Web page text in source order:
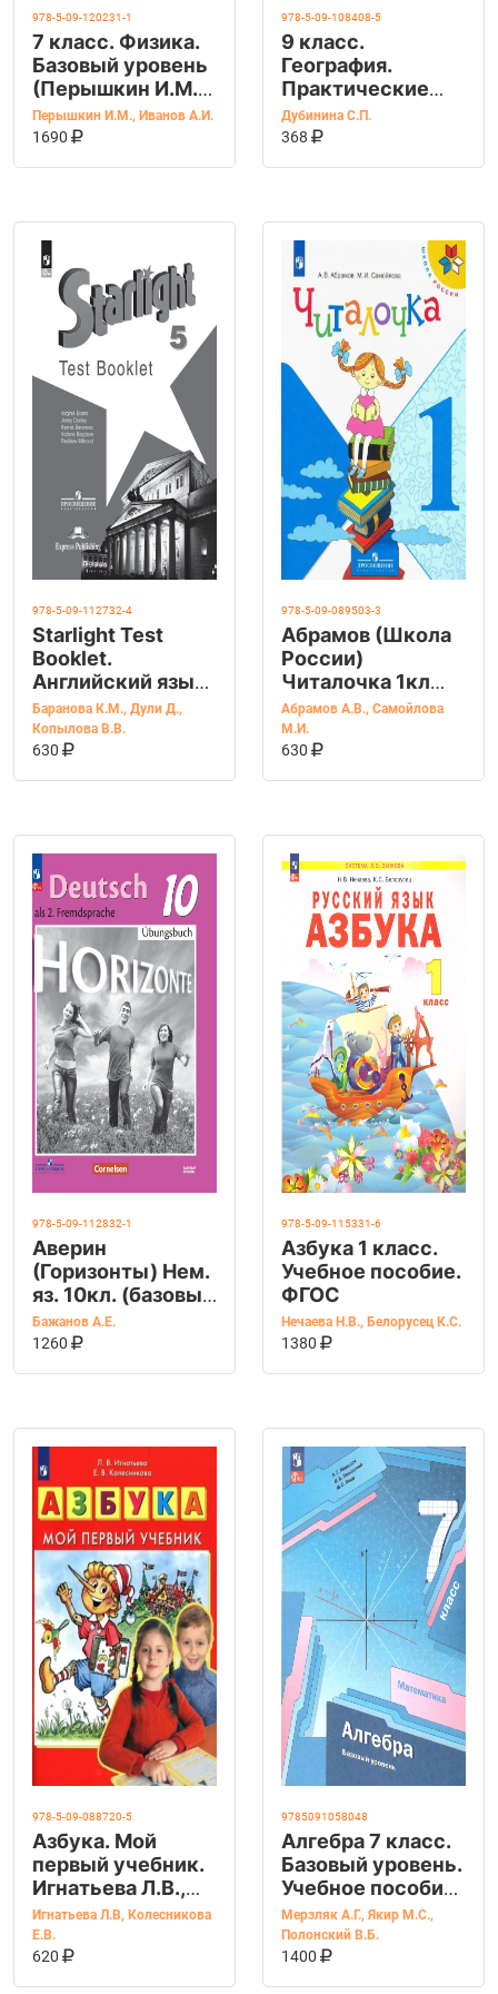
978-5-09-120231-1
7 класс. Физика.
Базовый уровень
(Перышкин И.М.,
Иванов А.И.)
Учебник
Перышкин И.М., Иванов А.И.
1690
В КОРЗИНУ
978-5-09-108408-5
9 класс.
География.
Практические
работы
(Дубинина С.П.)
Дубинина С.П.
368
В КОРЗИНУ
978-5-09-112732-4
Starlight Test
Booklet.
Английский язык.
5 класс.
Контрольные
задания
Баранова К.М., Дули Д.,
Копылова В.В.
630
В КОРЗИНУ
978-5-09-089503-3
Абрамов (Школа
России)
Читалочка 1кл
(Просв.)
Абрамов А.В., Самойлова
М.И.
630
В КОРЗИНУ
978-5-09-112832-1
Аверин
(Горизонты) Нем.
яз. 10кл. (базовый
уровень)Тетрадь-
тренажер
Бажанов А.Е.
1260
В КОРЗИНУ
978-5-09-115331-6
Азбука 1 класс.
Учебное пособие.
ФГОС
Нечаева Н.В., Белорусец К.С.
1380
В КОРЗИНУ
978-5-09-088720-5
Азбука. Мой
первый учебник.
Игнатьева Л.В.,
Колесникова Е.В.
Игнатьева Л.В, Колесникова
Е.В.
620
В КОРЗИНУ
9785091058048
Алгебра 7 класс.
Базовый уровень.
Учебное пособие.
УМК Алгебра
Мерзляка А. Г.,
Полонского В.Б.
Мерзляк А.Г., Якир М.С.,
Полонский В.Б.
1400
В КОРЗИНУ